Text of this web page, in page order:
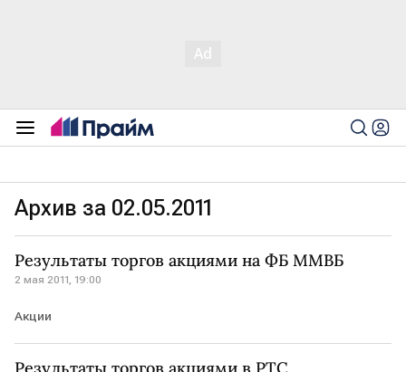
Архив за 02.05.2011
Результаты торгов акциями на ФБ ММВБ
2 мая 2011, 19:00
Акции